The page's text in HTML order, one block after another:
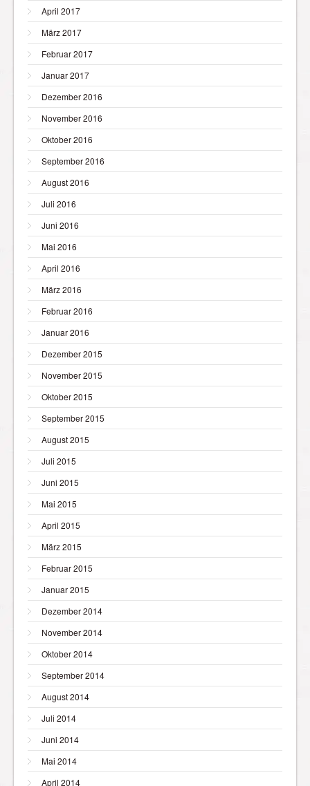
April 2017
März 2017
Februar 2017
Januar 2017
Dezember 2016
November 2016
Oktober 2016
September 2016
August 2016
Juli 2016
Juni 2016
Mai 2016
April 2016
März 2016
Februar 2016
Januar 2016
Dezember 2015
November 2015
Oktober 2015
September 2015
August 2015
Juli 2015
Juni 2015
Mai 2015
April 2015
März 2015
Februar 2015
Januar 2015
Dezember 2014
November 2014
Oktober 2014
September 2014
August 2014
Juli 2014
Juni 2014
Mai 2014
April 2014